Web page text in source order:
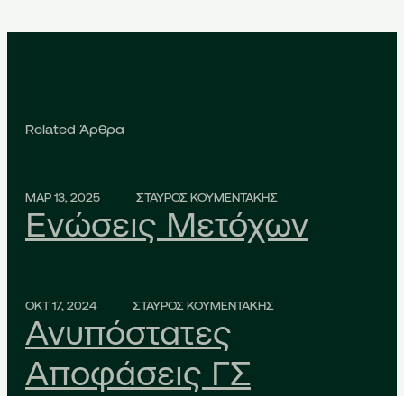
Related Άρθρα
ΜΑΡ 13, 2025 ΣΤΑΥΡΟΣ ΚΟΥΜΕΝΤΑΚΗΣ
Ενώσεις Μετόχων
ΟΚΤ 17, 2024 ΣΤΑΥΡΟΣ ΚΟΥΜΕΝΤΑΚΗΣ
Ανυπόστατες
Αποφάσεις ΓΣ